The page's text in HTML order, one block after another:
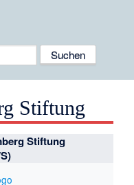
Stiftung
Stiftung